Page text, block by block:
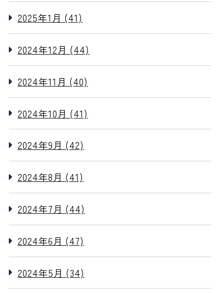
2025年1月 (41)
2024年12月 (44)
2024年11月 (40)
2024年10月 (41)
2024年9月 (42)
2024年8月 (41)
2024年7月 (44)
2024年6月 (47)
2024年5月 (34)